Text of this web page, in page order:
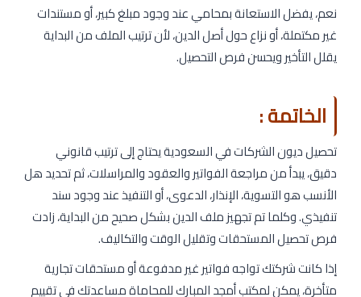
نعم، يفضل الاستعانة بمحامي عند وجود مبلغ كبير، أو مستندات
غير مكتملة، أو نزاع حول أصل الدين، لأن ترتيب الملف من البداية
يقلل التأخير ويحسن فرص التحصيل.
الخاتمة :
تحصيل ديون الشركات في السعودية يحتاج إلى ترتيب قانوني
دقيق، يبدأ من مراجعة الفواتير والعقود والمراسلات، ثم تحديد هل
الأنسب هو التسوية، الإنذار، الدعوى، أو التنفيذ عند وجود سند
تنفيذي. وكلما تم تجهيز ملف الدين بشكل صحيح من البداية، زادت
فرص تحصيل المستحقات وتقليل الوقت والتكاليف.
إذا كانت شركتك تواجه فواتير غير مدفوعة أو مستحقات تجارية
متأخرة، يمكن لمكتب أمجد المبارك للمحاماة مساعدتك في تقييم